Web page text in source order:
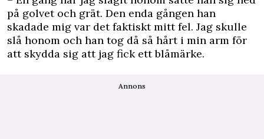
på golvet och grät. Den enda gången han
skadade mig var det faktiskt mitt fel. Jag skulle
slå honom och han tog då så hårt i min arm för
att skydda sig att jag fick ett blåmärke.
Annons